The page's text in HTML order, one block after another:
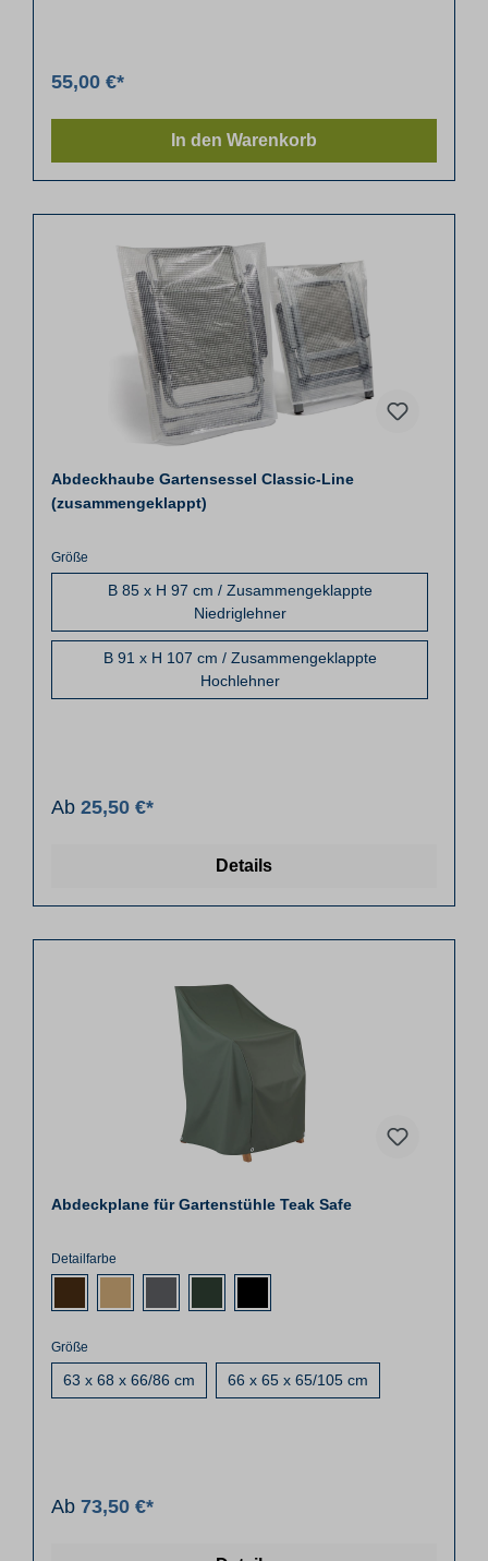
55,00 €*
In den Warenkorb
Abdeckhaube Gartensessel Classic-Line
(zusammengeklappt)
Größe
B 85 x H 97 cm / Zusammengeklappte
Niedriglehner
B 91 x H 107 cm / Zusammengeklappte
Hochlehner
Ab 25,50 €*
Details
Abdeckplane für Gartenstühle Teak Safe
Detailfarbe
Größe
63 x 68 x 66/86 cm 66 x 65 x 65/105 cm
Ab 73,50 €*